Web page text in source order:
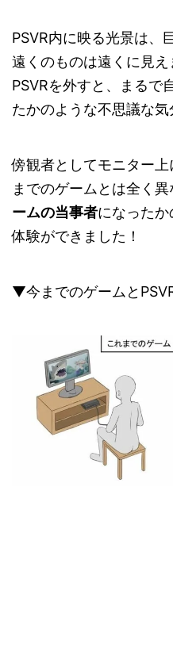
PSVR内に映る光景は、
遠くのものは遠くに見
PSVRを外すと、まるで
たかのような不思議な気
傍観者としてモニター
までのゲームとは全く
ームの当事者になった
体験ができました！
▼今までのゲームと